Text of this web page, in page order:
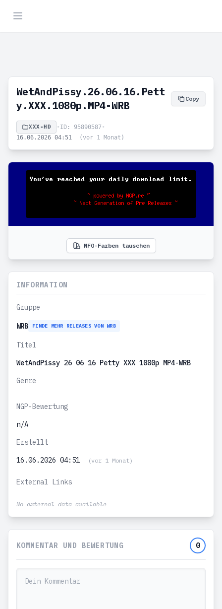
WetAndPissy.26.06.16.Pett
y.XXX.1080p.MP4-WRB
Copy
XXX-HD • ID: 95890587•
16.06.2026 04:51
(vor 1 Monat)
NFO-Farben tauschen
INFORMATION
Gruppe
WRB FINDE MEHR RELEASES VON WRB
Titel
WetAndPissy 26 06 16 Petty XXX 1080p MP4-WRB
Genre
NGP-Bewertung
n/A
Erstellt
16.06.2026 04:51
(vor 1 Monat)
External Links
No external data available
KOMMENTAR UND BEWERTUNG 0